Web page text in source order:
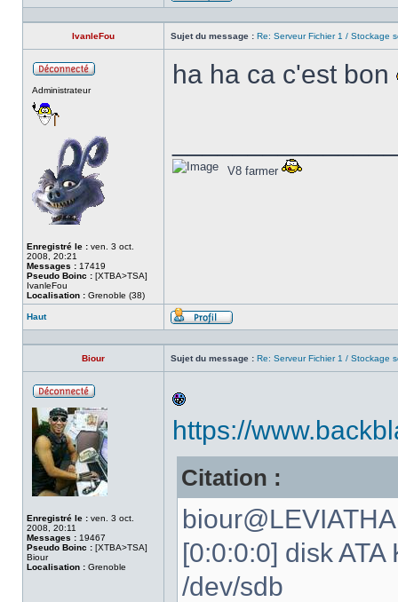
Profil
IvanleFou Sujet du message : Re: Serveur Fichier 1 / Stockage
Administrateur
Enregistré le : ven. 3 oct.
2008, 20:21
Messages : 17419
Pseudo Boinc : [XTBA>TSA]
IvanleFou
Localisation : Grenoble (38)
ha ha ca c'est bon
V8 farmer
Haut
Profil
Biour Sujet du message : Re: Serveur Fichier 1 / Stockage
ligne
Enregistré le : ven. 3 oct.
2008, 20:11
Messages : 19467
Pseudo Boinc : [XTBA>TSA]
Biour
Localisation : Grenoble
https://
Citation :
[0:0:0:0] disk
/dev/sdb